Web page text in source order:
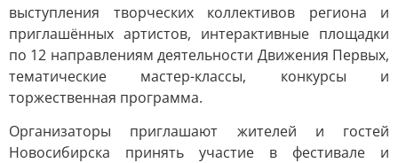
выступления творческих коллективов региона и
приглашённых артистов, интерактивные площадки
по 12 направлениям деятельности Движения Первых,
тематические мастер-классы, конкурсы и
торжественная программа.
Организаторы приглашают жителей и гостей
Новосибирска принять участие в фестивале и